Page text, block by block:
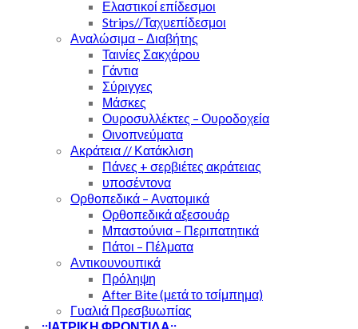
Ελαστικοί επίδεσμοι
Strips//Ταχυεπίδεσμοι
Αναλώσιμα – Διαβήτης
Ταινίες Σακχάρου
Γάντια
Σύριγγες
Μάσκες
Ουροσυλλέκτες – Ουροδοχεία
Οινοπνεύματα
Ακράτεια // Κατάκλιση
Πάνες + σερβιέτες ακράτειας
υποσέντονα
Ορθοπεδικά – Ανατομικά
Ορθοπεδικά αξεσουάρ
Μπαστούνια – Περιπατητικά
Πάτοι – Πέλματα
Αντικουνουπικά
Πρόληψη
After Bite (μετά το τσίμπημα)
Γυαλιά Πρεσβυωπίας